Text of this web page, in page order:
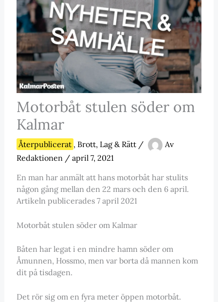
Motorbåt stulen söder om
Kalmar
Återpublicerat , Brott, Lag & Rätt/
Av
Redaktionen / april 7, 2021
En man har anmält att hans motorbåt har stulits
någon gång mellan den 22 mars och den 6 april.
Artikeln publicerades 7 april 2021
Motorbåt stulen söder om Kalmar
Båten har legat i en mindre hamn söder om
Åmunnen, Hossmo, men var borta då mannen kom
dit på tisdagen.
Det rör sig om en fyra meter öppen motorbåt.